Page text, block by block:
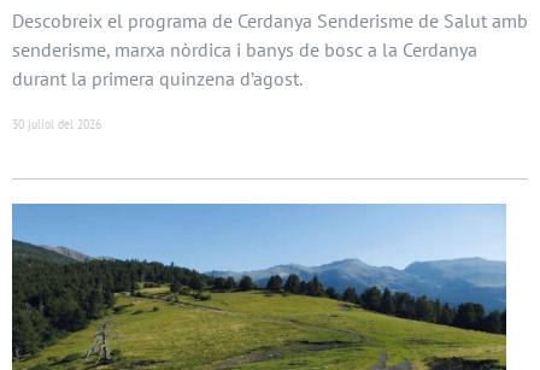
Descobreix el programa de Cerdanya Senderisme de Salut amb
senderisme, marxa nòrdica i banys de bosc a la Cerdanya
durant la primera quinzena d’agost.
30 juliol del 2026